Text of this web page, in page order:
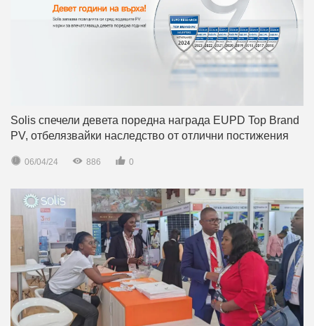
Solis спечели девета поредна награда EUPD Top Brand
PV, отбелязвайки наследство от отлични постижения
 06/04/24  886  0